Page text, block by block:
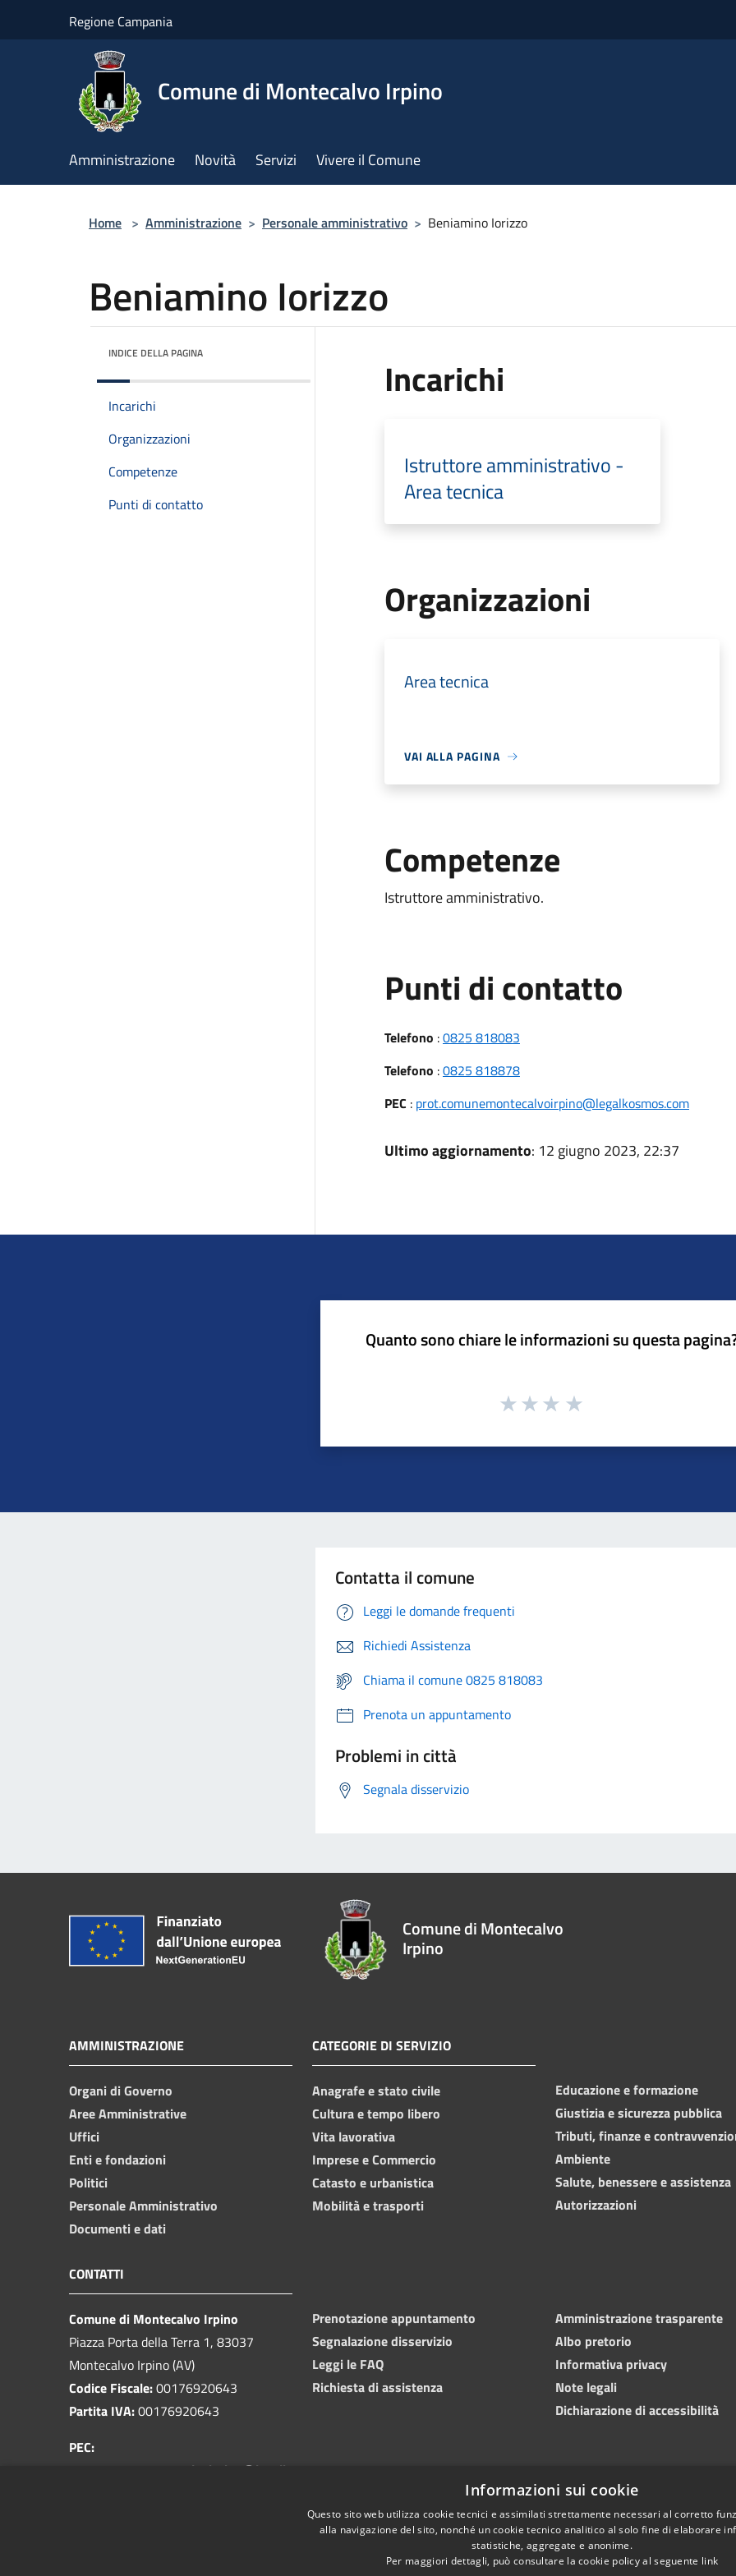
Regione Campania
Comune di Montecalvo Irpino
Amministrazione Novità Servizi Vivere il Comune
Home > Amministrazione > Personale amministrativo > Beniamino Iorizzo
Beniamino Iorizzo
INDICE DELLA PAGINA
Incarichi
Organizzazioni
Competenze
Punti di contatto
Incarichi
Istruttore amministrativo -
Area tecnica
Organizzazioni
Area tecnica
VAI ALLA PAGINA
Competenze
Istruttore amministrativo.
Punti di contatto
Telefono :0825 818083
Telefono :0825 818878
PEC : prot.comunemontecalvoirpino@legalkosmos.com
Ultimo aggiornamento: 12 giugno 2023, 22:37
Quanto sono chiare le informazioni su questa
Contatta il comune
Leggi le domande frequenti
Richiedi Assistenza
Chiama il comune 0825 818083
Prenota un appuntamento
Problemi in città
Segnala disservizio
Comune di Montecalvo
Irpino
AMMINISTRAZIONE
Organi di Governo
Aree Amministrative
Uffici
Enti e fondazioni
Politici
Personale Amministrativo
Documenti e dati
CATEGORIE DI SERVIZIO
Anagrafe e stato civile
Cultura e tempo libero
Vita lavorativa
Imprese e Commercio
Catasto e urbanistica
Mobilità e trasporti
Educazione e formazione
Giustizia e sicurezza pubblica
Tributi, finanze e
Ambiente
Salute, benessere e assistenza
Autorizzazioni
CONTATTI
Comune di Montecalvo Irpino
Piazza Porta della Terra 1, 83037
Montecalvo Irpino (AV)
Codice Fiscale:00176920643
Partita IVA:00176920643
PEC:
prot.comunemontecalvoirpino@legalkosmos.com
Prenotazione appuntamento
Segnalazione disservizio
Leggi le FAQ
Richiesta di assistenza
Amministrazione trasparente
Albo pretorio
Informativa privacy
Note legali
Dichiarazione di accessibilità
Informazioni sui cookie
Questo sito web utilizza cookie tecnici e assimilati strettamente necessari al corretto
alla navigazione del sito, nonché un cookie tecnico analitico al solo fine di elaborare
statistiche, aggregate e anonime.
Per maggiori dettagli, può consultare la cookie policy al seguente link